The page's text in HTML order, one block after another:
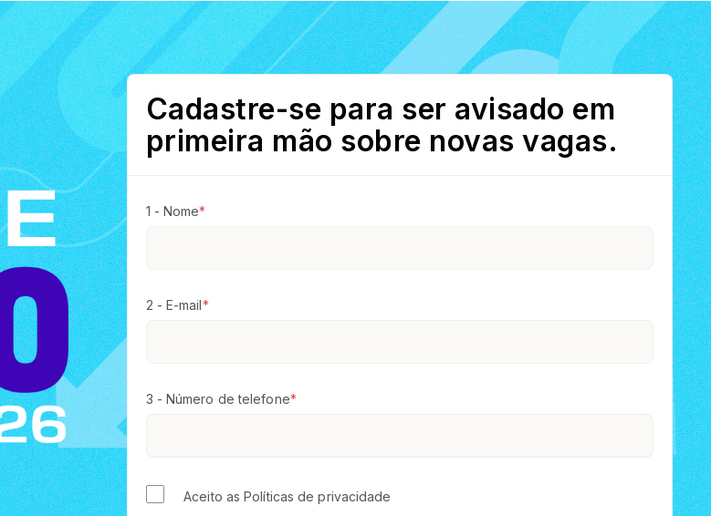
Cadastre-se para ser avisado em
primeira mão sobre novas vagas.
1 - Nome*
2 - E-mail*
3 - Número de telefone*
Aceito as Políticas de privacidade